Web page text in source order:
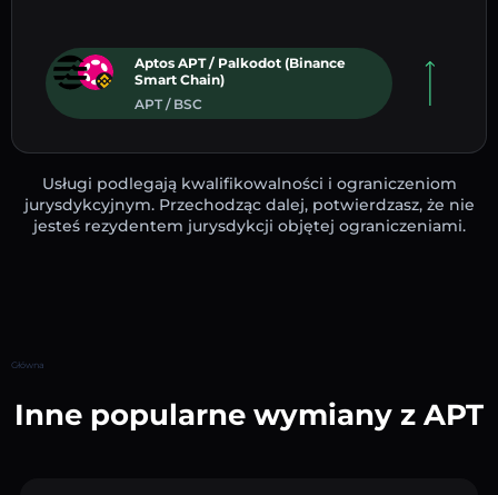
Aptos APT / Palkodot (Binance
Smart Chain)
APT / BSC
Usługi podlegają kwalifikowalności i ograniczeniom
jurysdykcyjnym. Przechodząc dalej, potwierdzasz, że nie
jesteś rezydentem jurysdykcji objętej ograniczeniami.
Główna
Inne popularne wymiany z APT